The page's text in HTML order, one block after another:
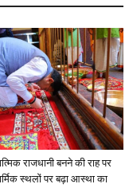
राजधानी बनने की राह पर
स्थलों पर बढ़ा आस्था का